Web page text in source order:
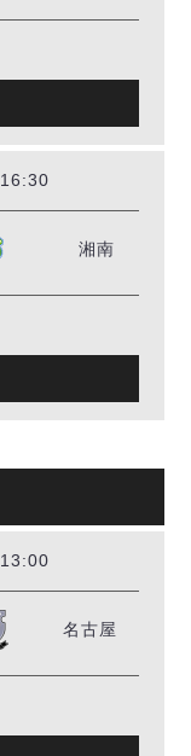
16:30
湘南
13:00
名古屋